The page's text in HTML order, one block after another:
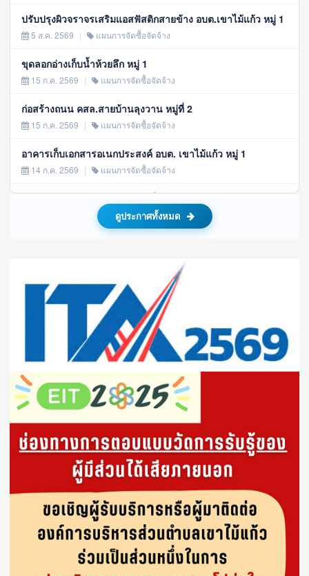
ปรับปรุงผิวจราจรเสริมแอสฟัสติกสายข้าง อบต.เขาไม้แก้ว หมู่ 1
5 ส.ค. 2569 | แผนการจัดซื้อจัดจ้าง
ขุดลอกอ่างเก็บน้ำห้วยลึก หมู่ 1
15 ก.ค. 2569 | แผนการจัดซื้อจัดจ้าง
ก่อสร้างถนน คสล.สายบ้านลุงวาน หมู่ที่ 2
15 ก.ค. 2569 | แผนการจัดซื้อจัดจ้าง
อาคารเก็บเอกสารอเนกประสงค์ อบต. เขาไม้แก้ว หมู่ 1
14 ก.ค. 2569 | แผนการจัดซื้อจัดจ้าง
แผนการจัดซื้อจัดจ้าง
แผนการจัดซื้อจัดจ้าง
ก่อสร้างอาคารเก็บเอกสารอเนกประสงค์ อบต.เขาไม้แก้ว หมู่ 1
แผนการจัดซื้อจัดจ้าง
ดูประกาศทั้งหมด